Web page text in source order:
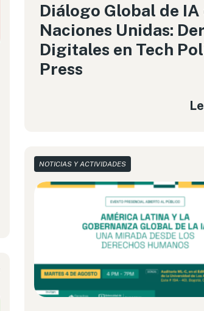
Diálogo Global de IA
Naciones Unidas:
Digitales en Tech
Press
NOTICIAS Y ACTIVIDADES